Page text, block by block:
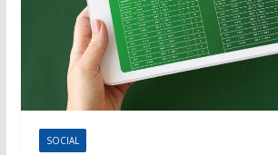
SOCIAL